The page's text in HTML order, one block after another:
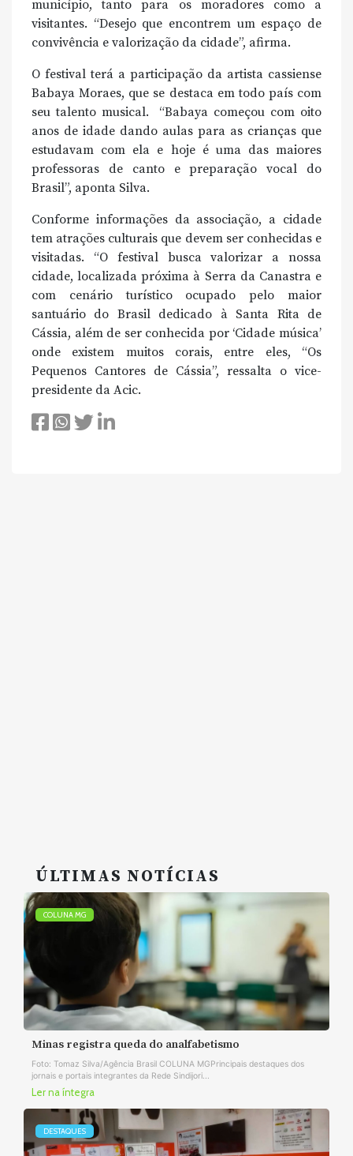
município, tanto para os moradores como a
visitantes. “Desejo que encontrem um espaço de
convivência e valorização da cidade”, afirma.
O festival terá a participação da artista cassiense
Babaya Moraes, que se destaca em todo país com
seu talento musical. “Babaya começou com oito
anos de idade dando aulas para as crianças que
estudavam com ela e hoje é uma das maiores
professoras de canto e preparação vocal do
Brasil”, aponta Silva.
Conforme informações da associação, a cidade
tem atrações culturais que devem ser conhecidas e
visitadas. “O festival busca valorizar a nossa
cidade, localizada próxima à Serra da Canastra e
com cenário turístico ocupado pelo maior
santuário do Brasil dedicado à Santa Rita de
Cássia, além de ser conhecida por ‘Cidade música’
onde existem muitos corais, entre eles, “Os
Pequenos Cantores de Cássia”, ressalta o vice-
presidente da Acic.
ÚLTIMAS NOTÍCIAS
COLUNA MG
Minas registra queda do analfabetismo
Foto: Tomaz Silva/Agência Brasil COLUNA MGPrincipais destaques dos
jornais e portais integrantes da Rede Sindijori...
Ler na íntegra
DESTAQUES